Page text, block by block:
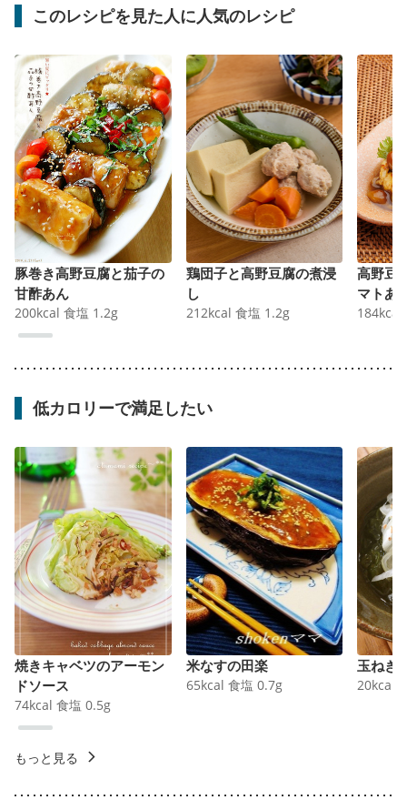
このレシピを見た人に人気のレシピ
豚巻き高野豆腐と茄子の
甘酢あん
200kcal 食塩 1.2g
鶏団子と高野豆腐の煮浸
し
212kcal 食塩 1.2g
高野豆
マトあ
184kcal
低カロリーで満足したい
焼きキャベツのアーモン
ドソース
74kcal 食塩 0.5g
米なすの田楽
65kcal 食塩 0.7g
玉ねぎ
20kcal
もっと見る